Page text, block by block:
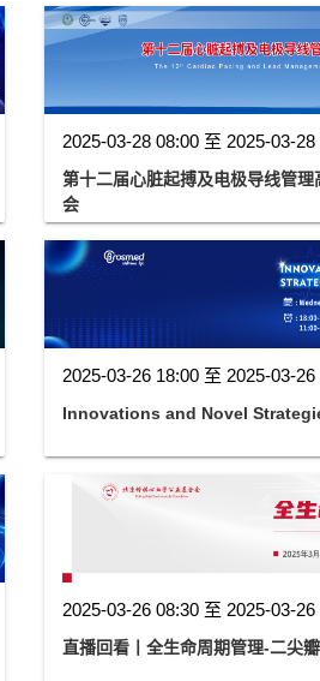
2025-03-28 08:00 至 2025-03-28
第十二届心脏起搏及电极导线管
会
2025-03-26 18:00 至 2025-03-26
Innovations and Novel
2025-03-26 08:30 至 2025-03-26
直播回看丨全生命周期管理-二尖